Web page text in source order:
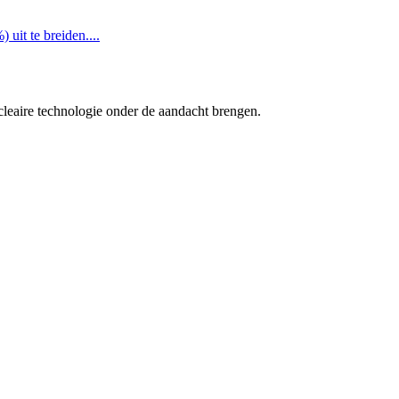
uit te breiden....
technologie onder de aandacht brengen.